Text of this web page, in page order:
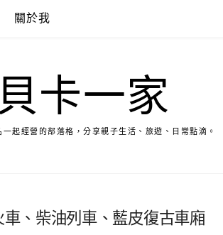
關於我
卡一家
起經營的部落格，分享親子生活、旅遊、日常點滴。
、柴油列車、藍皮復古車廂